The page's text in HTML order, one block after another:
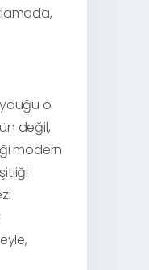
o
değil,
modern